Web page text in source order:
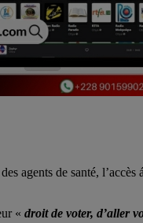
agents de santé, l’accès
« droit de voter, d’aller